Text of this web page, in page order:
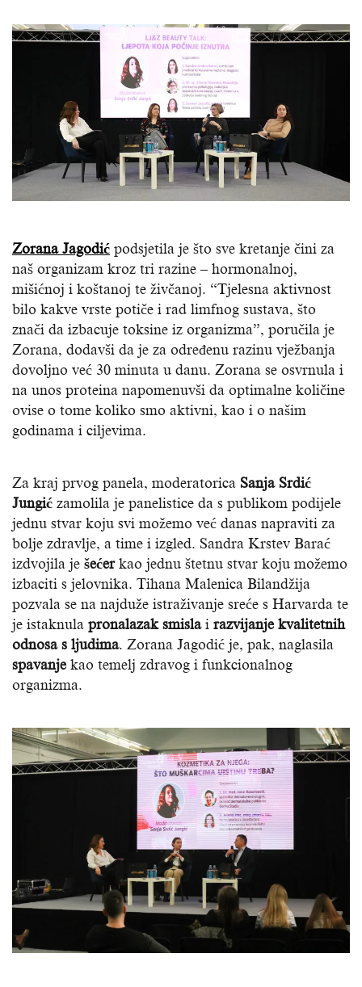
Zorana Jagodić podsjetila je što sve kretanje čini za
naš organizam kroz tri razine – hormonalnoj,
mišićnoj i koštanoj te živčanoj. “Tjelesna aktivnost
bilo kakve vrste potiče i rad limfnog sustava, što
znači da izbacuje toksine iz organizma”, poručila je
Zorana, dodavši da je za određenu razinu vježbanja
dovoljno već 30 minuta u danu. Zorana se osvrnula i
na unos proteina napomenuvši da optimalne količine
ovise o tome koliko smo aktivni, kao i o našim
godinama i ciljevima.
Za kraj prvog panela, moderatorica Sanja Srdić
Jungić zamolila je panelistice da s publikom podijele
jednu stvar koju svi možemo već danas napraviti za
bolje zdravlje, a time i izgled. Sandra Krstev Barać
izdvojila je šećerkao jednu štetnu stvar koju možemo
izbaciti s jelovnika. Tihana Malenica Bilandžija
pozvala se na najduže istraživanje sreće s Harvarda te
je istaknula pronalazak smislai razvijanje kvalitetnih
odnosa s ljudima. Zorana Jagodić je, pak, naglasila
spavanjekao temelj zdravog i funkcionalnog
organizma.